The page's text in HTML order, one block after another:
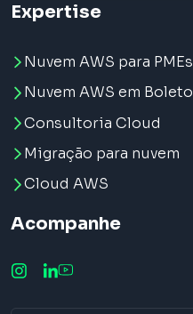
Expertise
Nuvem AWS para PMEs
Nuvem AWS em Boleto
Consultoria Cloud
Migração para nuvem
Cloud AWS
Acompanhe